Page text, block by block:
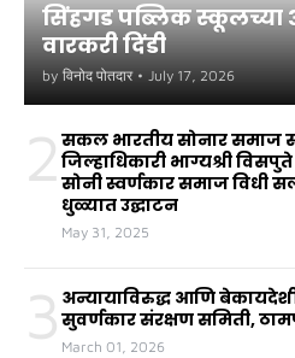
सिंहगड पब्लिक स्कूलच्या
वारकरी दिंडी
by विनोद पोतदार • July 17, 2026
2 सकल भारतीय सोनार समाज
जिल्हाधिकारी भाग्यश्री
सोनी स्वर्णकार समाज विधी
धुळ्यात उद्घाटन
May 31, 2025
3 अन्यायाविरुद्ध आणि
सुवर्णकार संरक्षण समिती,
March 01, 2026